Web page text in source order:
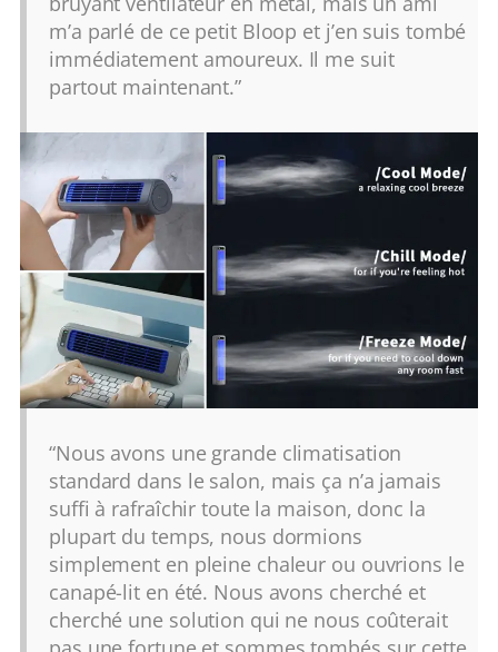
m’a parlé de ce petit Bloop et j’en suis tombé
immédiatement amoureux. Il me suit
partout maintenant.”
“Nous avons une grande climatisation
standard dans le salon, mais ça n’a jamais
suffi à rafraîchir toute la maison, donc la
plupart du temps, nous dormions
simplement en pleine chaleur ou ouvrions le
canapé-lit en été. Nous avons cherché et
cherché une solution qui ne nous coûterait